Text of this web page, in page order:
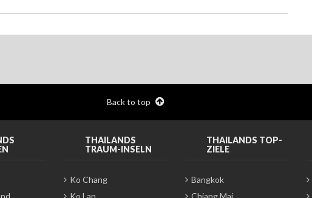
Back to top
THAILANDS
TRAUM-INSELN
Ko Chang
Ko Lan
THAILANDS TOP-
ZIELE
Bangkok
Chiang Mai